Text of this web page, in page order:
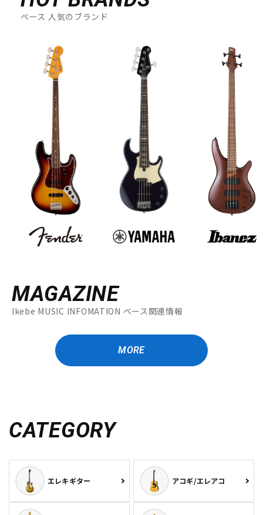
ベース 人気のブランド
MAGAZINE
Ikebe MUSIC INFOMATION ベース関連情報
MORE
CATEGORY
エレキギター アコギ/エレアコ